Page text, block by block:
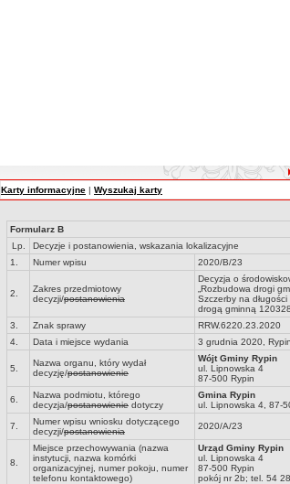
Karty informacyjne | Wyszukaj karty
Formularz B
Lp.
Decyzje i postanowienia, wskazania lokalizacyjne
1.
Numer wpisu 2020/B/23
2.
Zakres przedmiotowy
decyzji/postanowienia
Decyzja o
„Rozbudowa drogi
Szczerby na
drogą gminną
3.
Znak sprawy
RRW.6220.23.2020
4.
Data i miejsce wydania 3 grudnia 2020, Rypin
5.
Nazwa organu, który wydał
decyzję/postanowienie
Wójt Gminy Rypin
ul. Lipnowska 4
87-500 Rypin
6.
Nazwa podmiotu, którego
decyzja/postanowienie dotyczy
Gmina Rypin
ul. Lipnowska 4, 87-
7.
Numer wpisu wniosku dotyczącego
decyzji/postanowienia
2020/A/23
8.
Miejsce przechowywania (nazwa
instytucji, nazwa komórki
organizacyjnej, numer pokoju, numer
telefonu kontaktowego)
Urząd Gminy Rypin
ul. Lipnowska 4
87-500 Rypin
pokój nr 2b; tel. 54